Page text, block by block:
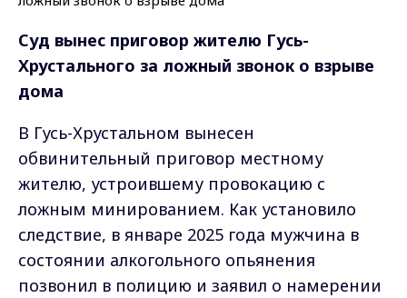
Суд вынес приговор жителю Гусь-
Хрустального за ложный звонок о взрыве
дома
В Гусь-Хрустальном вынесен
обвинительный приговор местному
жителю, устроившему провокацию с
ложным минированием. Как установило
следствие, в январе 2025 года мужчина в
состоянии алкогольного опьянения
позвонил в полицию и заявил о намерении